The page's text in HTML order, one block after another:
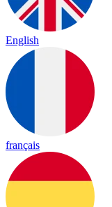
English
français